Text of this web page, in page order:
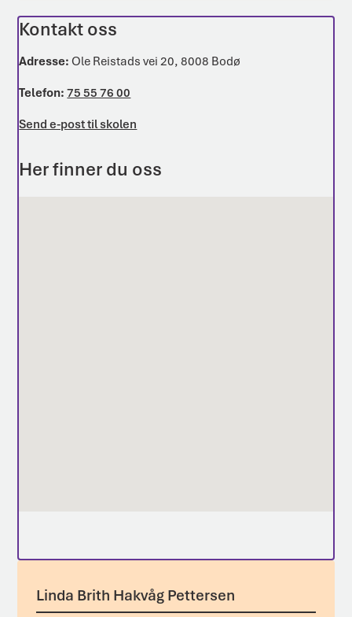
Kontakt oss
Adresse: Ole Reistads vei 20, 8008 Bodø
Telefon: 75 55 76 00
Send e-post til skolen
Her finner du oss
Linda Brith Hakvåg Pettersen